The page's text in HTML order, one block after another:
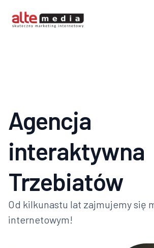
Agencja
interaktywna
Trzebiatów
Od kilkunastu lat zajmujemy się
internetowym!